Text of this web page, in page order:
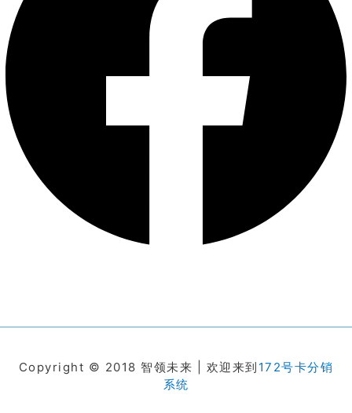
Copyright © 2018 智领未来 | 欢迎来到 172号卡分销
系统